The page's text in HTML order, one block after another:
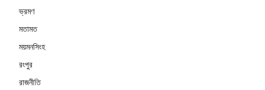
ভ্রমণ
মতামত
ময়মনসিংহ
রংপুর
রাজনীতি